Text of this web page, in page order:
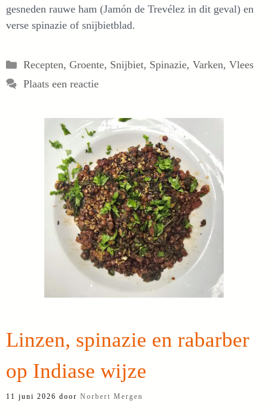
gesneden rauwe ham (Jamón de Trevélez in dit geval) en
verse spinazie of snijbietblad.
Categorieën
Recepten, Groente, Snijbiet, Spinazie, Varken, Vlees
Plaats een reactie
Linzen, spinazie en rabarber
op Indiase wijze
11 juni 2026 door Norbert Mergen